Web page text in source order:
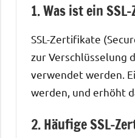
1. Was ist ein
SSL-Zertifikate
zur Verschlüsselung
verwendet werden.
werden, und erhöht
2. Häufige SSL-